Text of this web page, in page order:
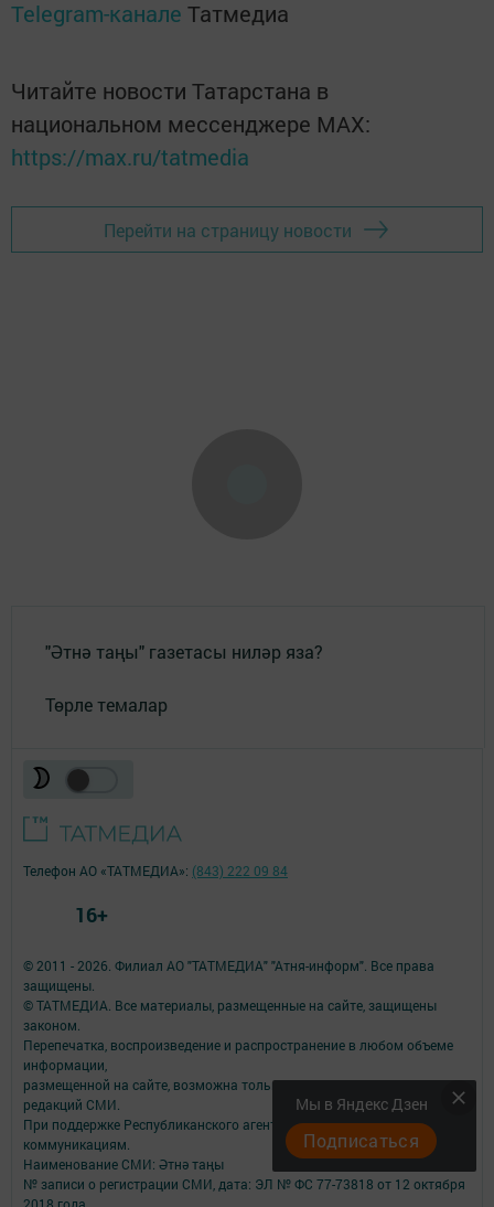
Telegram-канале Татмедиа
Читайте новости Татарстана в
национальном мессенджере MАХ:
https://max.ru/tatmedia
Перейти на страницу новости
"Әтнә таңы" газетасы ниләр яза?
Төрле темалар
Мы в Яндекс Дзен
Подписаться
© 2011 - 2026. Филиал АО "ТАТМЕДИА" "Атня-информ". Все права
защищены.
© ТАТМЕДИА. Все материалы, размещенные на сайте, защищены
законом.
Перепечатка, воспроизведение и распространение в любом объеме
информации,
размещенной на сайте, возможна только с письменного согласия
редакций СМИ.
При поддержке Республиканского агентства по печати и массовым
коммуникациям.
Наименование СМИ: Әтнә таңы
№ записи о регистрации СМИ, дата: ЭЛ № ФС 77-73818 от 12 октября
2018 года.
Телефон АО «ТАТМЕДИА»: (843) 222 09 84
16+